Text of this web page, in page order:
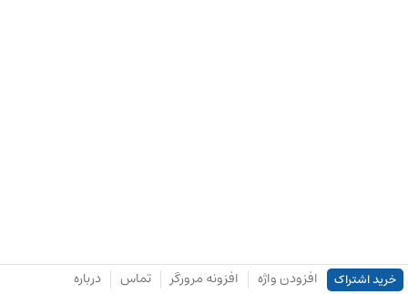
خرید اشتراک افزودن واژه افزونه مرورگر تماس درباره